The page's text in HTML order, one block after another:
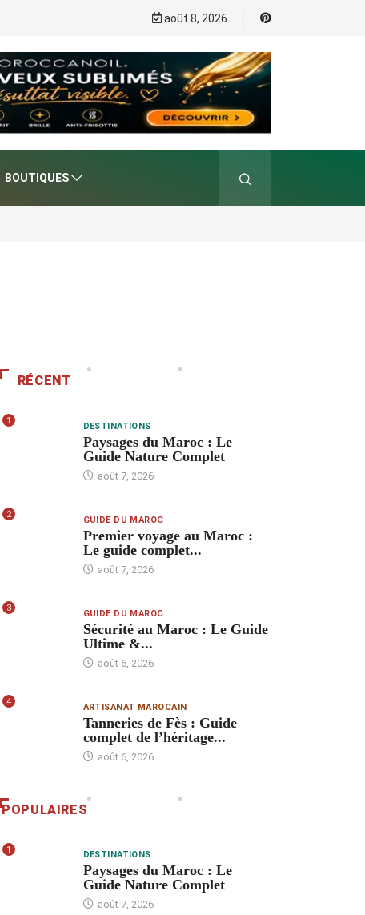
août 8, 2026
BOUTIQUES
RÉCENT
1 DESTINATIONS
Paysages du Maroc : Le
Guide Nature Complet
août 7, 2026
2 GUIDE DU MAROC
Premier voyage au Maroc :
Le guide complet...
août 7, 2026
3 GUIDE DU MAROC
Sécurité au Maroc : Le Guide
Ultime &...
août 6, 2026
4 ARTISANAT MAROCAIN
Tanneries de Fès : Guide
complet de l’héritage...
août 6, 2026
POPULAIRES
1 DESTINATIONS
Paysages du Maroc : Le
Guide Nature Complet
août 7, 2026